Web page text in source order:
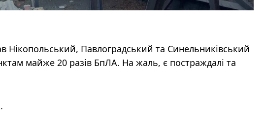
Нікопольський, Павлоградський та Синельниківський
майже 20 разів БпЛА. На жаль, є постраждалі та